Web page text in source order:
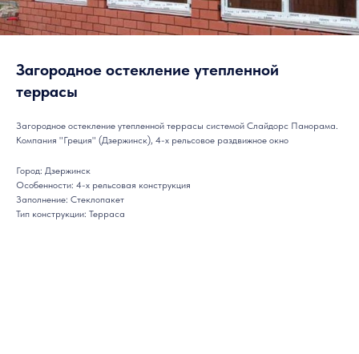
Загородное остекление утепленной
террасы
Загородное остекление утепленной террасы системой Слайдорс Панорама.
Компания "Греция" (Дзержинск), 4-х рельсовое раздвижное окно
Город: Дзержинск
Особенности: 4-х рельсовая конструкция
Заполнение: Стеклопакет
Тип конструкции: Терраса